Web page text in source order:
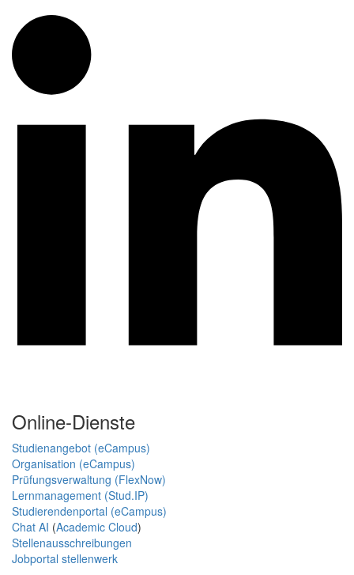
Online-Dienste
Studienangebot (eCampus)
Organisation (eCampus)
Prüfungsverwaltung (FlexNow)
Lernmanagement (Stud.IP)
Studierendenportal (eCampus)
Chat AI (Academic Cloud)
Stellenausschreibungen
Jobportal stellenwerk